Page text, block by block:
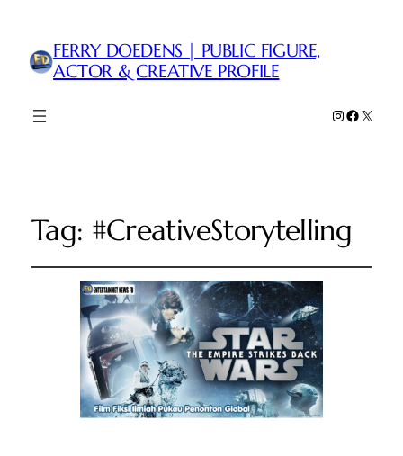
FERRY DOEDENS | PUBLIC FIGURE,
ACTOR & CREATIVE PROFILE
Instagram
Facebook
X
Tag: #CreativeStorytelling